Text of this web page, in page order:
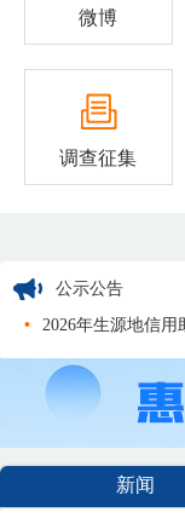
微博
调查征集
公示公告
•
2026年生源地信
2026年威海市环
2026年威海市环
• 关于公布2026年
新闻